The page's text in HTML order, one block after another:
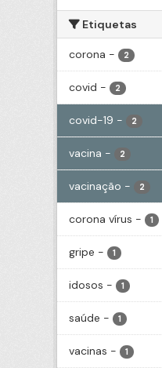
Etiquetas
corona - 2
covid - 2
covid-19 - 2
vacina - 2
vacinação - 2
corona vírus - 1
gripe - 1
idosos - 1
saúde - 1
vacinas - 1